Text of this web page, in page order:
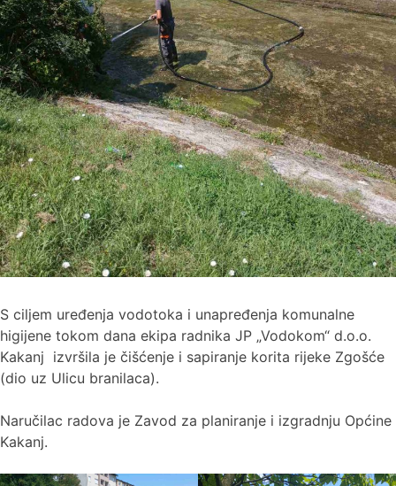
S ciljem uređenja vodotoka i unapređenja komunalne
higijene tokom dana ekipa radnika JP „Vodokom“ d.o.o.
Kakanj izvršila je čišćenje i sapiranje korita rijeke Zgošće
(dio uz Ulicu branilaca).
Naručilac radova je Zavod za planiranje i izgradnju Općine
Kakanj.